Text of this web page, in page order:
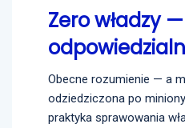
Zero władzy
Obecne rozumienie — a
odziedziczona po
praktyka sprawowania